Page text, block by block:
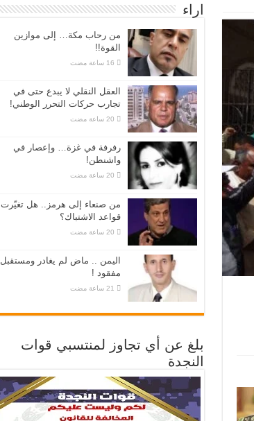
اراء
من رحاب مكة… إلى موازين
القوة!!
العقل النقلي لا يبدع حتى في
تجارب حركات التحرر الوطني!
رفرفة في غزة… وإعصار في
واشنطن!
من صنعاء إلى هرمز.. هل تغيّرت
قواعد الاشتباك؟
اليمن .. ماض لم يغادر ومستقبل
مفقود !
بلغ عن أي تجاوز لمنتسبي قوات
النجدة